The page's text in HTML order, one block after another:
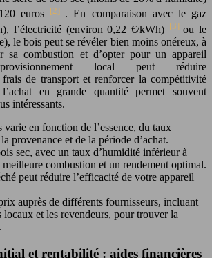
euros [2] . En comparaison avec le gaz
l’électricité (environ 0,22 €/kWh) [3] ou le
le bois peut se révéler bien moins onéreux, à
sa combustion et d’opter pour un appareil
local peut réduire
de transport et renforcer la compétitivité
en grande quantité permet souvent
intéressants.
en fonction de l’essence, du taux
provenance et de la période d’achat.
sec, avec un taux d’humidité inférieur à
combustion et un rendement optimal.
peut réduire l’efficacité de votre appareil
auprès de différents fournisseurs, incluant
locaux et les revendeurs, pour trouver la
et rentabilité : aides financières